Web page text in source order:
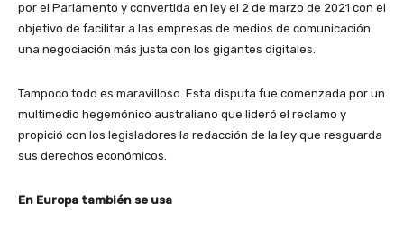
por el Parlamento y convertida en ley el 2 de marzo de 2021 con el
objetivo de facilitar a las empresas de medios de comunicación
una negociación más justa con los gigantes digitales.
Tampoco todo es maravilloso. Esta disputa fue comenzada por un
multimedio hegemónico australiano que lideró el reclamo y
propició con los legisladores la redacción de la ley que resguarda
sus derechos económicos.
En Europa también se usa